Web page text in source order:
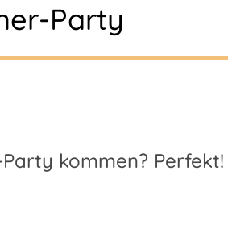
Party
kommen?